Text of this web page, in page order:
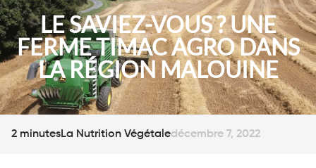
LE SAVIEZ-VOUS ? UNE
FERME TIMAC AGRO DANS
LA RÉGION MALOUINE
2 minutesLa Nutrition Végétaledécembre 7, 2022